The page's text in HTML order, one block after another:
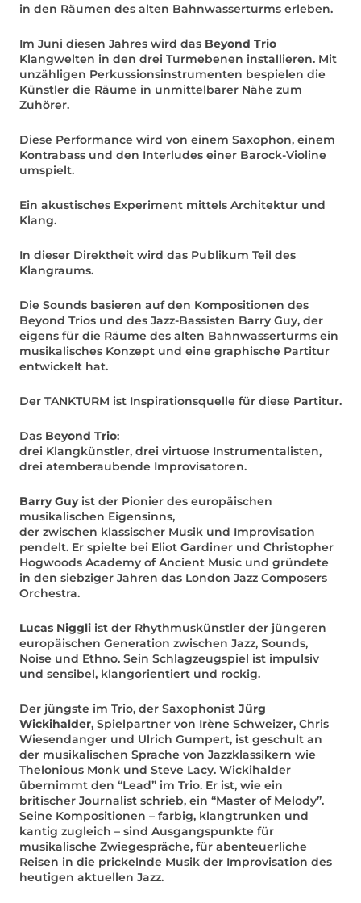
in den Räumen des alten Bahnwasserturms erleben.
Im Juni diesen Jahres wird das Beyond Trio
Klangwelten in den drei Turmebenen installieren. Mit
unzähligen Perkussionsinstrumenten bespielen die
Künstler die Räume in unmittelbarer Nähe zum
Zuhörer.
Diese Performance wird von einem Saxophon, einem
Kontrabass und den Interludes einer Barock-Violine
umspielt.
Ein akustisches Experiment mittels Architektur und
Klang.
In dieser Direktheit wird das Publikum Teil des
Klangraums.
Die Sounds basieren auf den Kompositionen des
Beyond Trios und des Jazz-Bassisten Barry Guy, der
eigens für die Räume des alten Bahnwasserturms ein
musikalisches Konzept und eine graphische Partitur
entwickelt hat.
Der TANKTURM ist Inspirationsquelle für diese Partitur.
Das Beyond Trio:
drei Klangkünstler, drei virtuose Instrumentalisten,
drei atemberaubende Improvisatoren.
Barry Guyist der Pionier des europäischen
musikalischen Eigensinns,
der zwischen klassischer Musik und Improvisation
pendelt. Er spielte bei Eliot Gardiner und Christopher
Hogwoods Academy of Ancient Music und gründete
in den siebziger Jahren das London Jazz Composers
Orchestra.
Lucas Niggli ist der Rhythmuskünstler der jüngeren
europäischen Generation zwischen Jazz, Sounds,
Noise und Ethno. Sein Schlagzeugspiel ist impulsiv
und sensibel, klangorientiert und rockig.
Der jüngste im Trio, der Saxophonist Jürg
Wickihalder, Spielpartner von Irène Schweizer, Chris
Wiesendanger und Ulrich Gumpert, ist geschult an
der musikalischen Sprache von Jazzklassikern wie
Thelonious Monk und Steve Lacy. Wickihalder
übernimmt den “Lead” im Trio. Er ist, wie ein
britischer Journalist schrieb, ein “Master of Melody”.
Seine Kompositionen – farbig, klangtrunken und
kantig zugleich – sind Ausgangspunkte für
musikalische Zwiegespräche, für abenteuerliche
Reisen in die prickelnde Musik der Improvisation des
heutigen aktuellen Jazz.